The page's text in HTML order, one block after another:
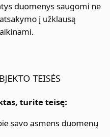
duomenys saugomi ne
į užklausą
TEISĖS
turite teisę:
savo asmens duomenų